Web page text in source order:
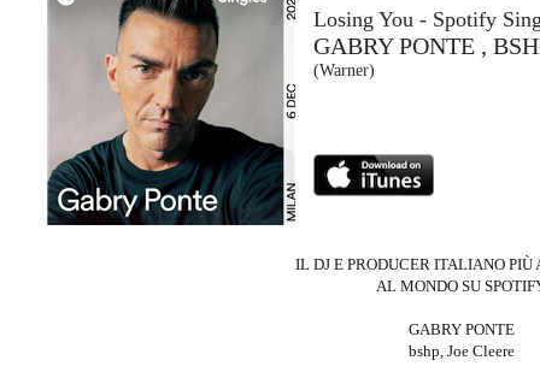
CDF Produzioni (-)
03:28:33
Pump It Louder
TIESTO & BLACK EYED PEAS
Atlantic Recording Corp. / Warner (WMG)
Losing You - Spotify
GABRY PONTE ,
(Warner)
IL DJ E PRODUCER ITALIANO PIÙ
AL MONDO SU
GABRY PONTE
bshp, Joe Cleere